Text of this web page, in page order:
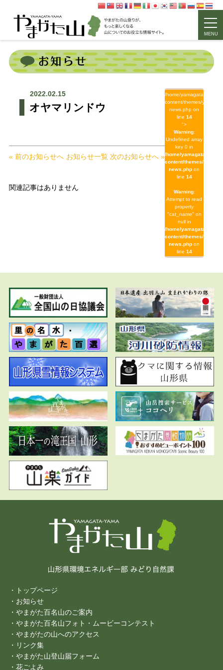
MENU
2022.02.15
/home/yamagata/
content/themes/
news.php on
line 14
">
Warning:
Undefined array
key 0 in
/home/yamagata/
content/themes/
news.php on
line 14
Warning:
Attempt to read
property
"cat_name" on
null in
/home/yamagata/
content/themes/
news.php on
line 14
オヤマリンドウ
« 前のお知らせへ お知らせ一覧 次のお知らせへ »
関連記事はありません
・トップページ
・お知らせ
・やまがた百名山のご案内
・やまがた百名山フォト・ムービーコンテスト
・やまがたの山へのアクセス
・リンク集
・やまがた山登山届フォーム
・花ごよみ